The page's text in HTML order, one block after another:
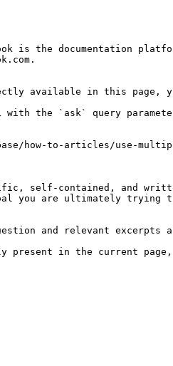
is the documentation
available in this page,
with the `ask` query
how-to-articles/use-
self-contained, and
you are ultimately trying
and relevant excerpts
present in the current